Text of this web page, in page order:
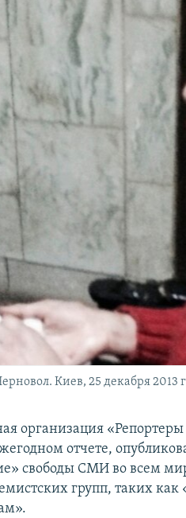
Киев, 25 декабря 2013
организация
отчете,
свободы СМИ во всем
групп, таких как